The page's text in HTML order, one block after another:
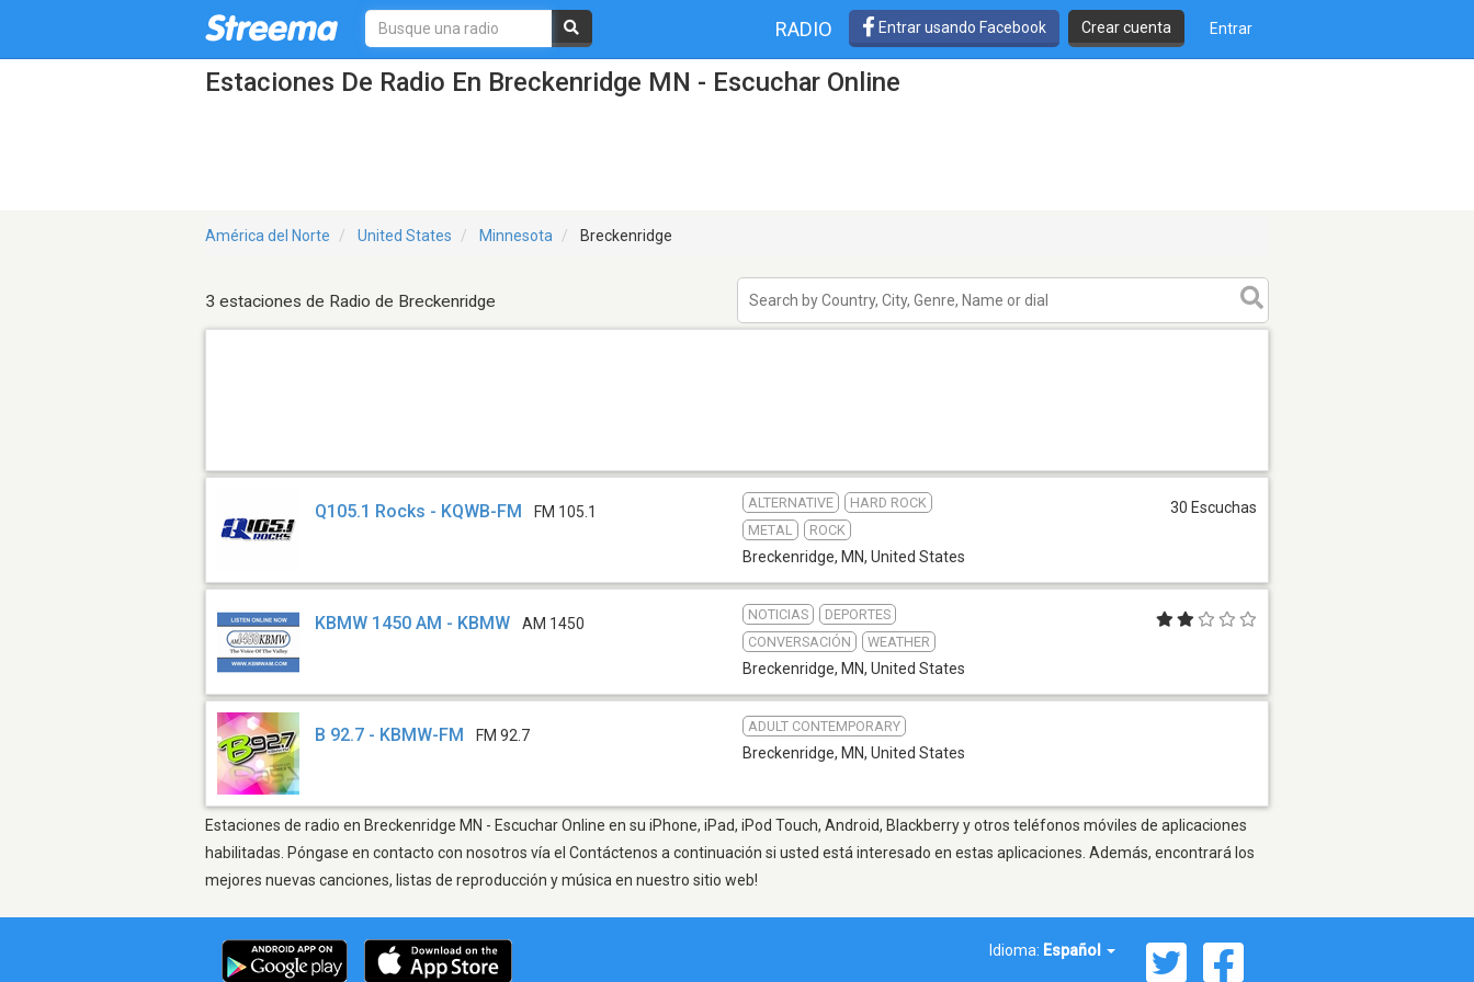
RADIO Entrar usando Facebook Crear cuenta Entrar
Estaciones De Radio En Breckenridge MN - Escuchar Online
América del Norte United States Minnesota Breckenridge
3 estaciones de Radio de Breckenridge
Q105.1 Rocks - KQWB-FM FM 105.1
ALTERNATIVE
HARD ROCK
METAL
ROCK
Breckenridge, MN, United States
30 Escuchas
KBMW 1450 AM - KBMW AM 1450
NOTICIAS
DEPORTES
CONVERSACIÓN
WEATHER
Breckenridge, MN, United States
B 92.7 - KBMW-FM FM 92.7
ADULT CONTEMPORARY
Breckenridge, MN, United States
Estaciones de radio en Breckenridge MN - Escuchar Online en su iPhone, iPad, iPod Touch, Android, Blackberry y otros teléfonos móviles de aplicaciones
habilitadas. Póngase en contacto con nosotros vía el Contáctenos a continuación si usted está interesado en estas aplicaciones. Además, encontrará los
mejores nuevas canciones, listas de reproducción y música en nuestro sitio web!
Idioma: Español